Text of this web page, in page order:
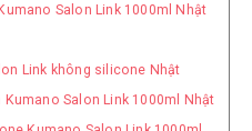
Salon Link 1000ml Nhật
Link không silicone Nhật
Salon Link 1000ml Nhật